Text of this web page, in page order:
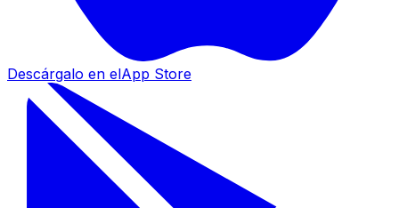
Descárgalo en elApp Store